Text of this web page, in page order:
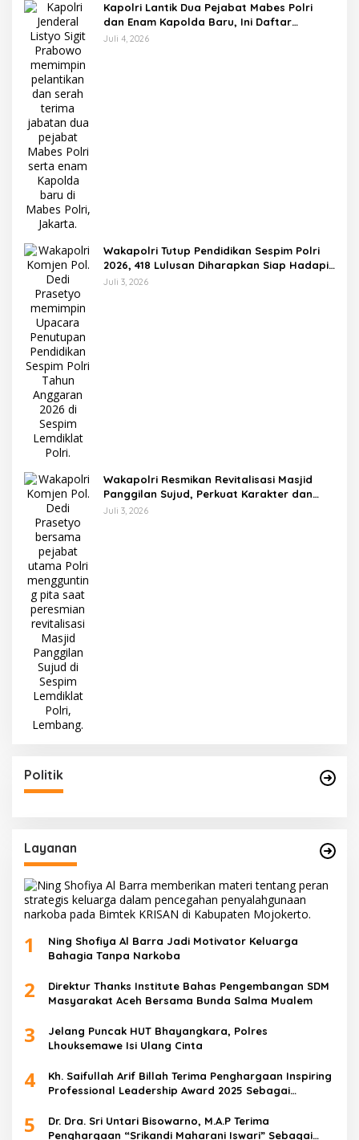
Kapolri Lantik Dua Pejabat Mabes Polri
dan Enam Kapolda Baru, Ini Daftar
Lengkapnya
Juli 4, 2026
Wakapolri Tutup Pendidikan Sespim Polri
2026, 418 Lulusan Diharapkan Siap Hadapi
Tantangan Era Digital
Juli 3, 2026
Wakapolri Resmikan Revitalisasi Masjid
Panggilan Sujud, Perkuat Karakter dan
Kepemimpinan Polri
Juli 3, 2026
Politik
Layanan
1
Ning Shofiya Al Barra Jadi Motivator Keluarga
Bahagia Tanpa Narkoba
2
Direktur Thanks Institute Bahas Pengembangan SDM
Masyarakat Aceh Bersama Bunda Salma Mualem
3
Jelang Puncak HUT Bhayangkara, Polres
Lhouksemawe Isi Ulang Cinta
4
Kh. Saifullah Arif Billah Terima Penghargaan Inspiring
Professional Leadership Award 2025 Sebagai
5
Dr. Dra. Sri Untari Bisowarno, M.A.P Terima
Penghargaan “Srikandi Maharani Iswari” Sebagai